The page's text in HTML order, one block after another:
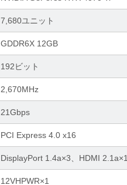
7,680ユニット
GDDR6X 12GB
192ビット
2,670MHz
21Gbps
PCI Express 4.0 x16
DisplayPort 1.4a×3、HDMI 2.1a×1
12VHPWR×1